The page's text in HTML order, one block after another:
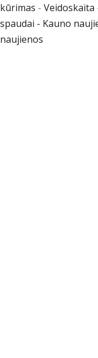
kūrimas - Veidoskaita
spaudai - Kauno
naujienos